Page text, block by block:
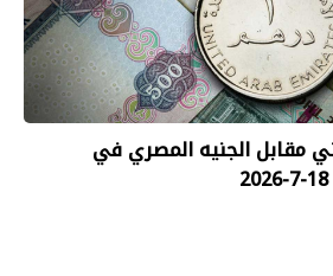
مقابل الجنيه المصري في